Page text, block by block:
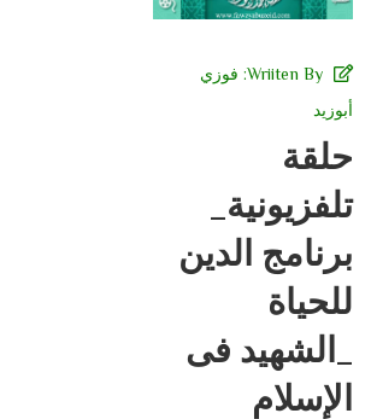
Wriiten By: فوزي
أبوزيد
حلقة
تلفزيونية_
برنامج الدين
للحياة
_الشهيد فى
الإسلام